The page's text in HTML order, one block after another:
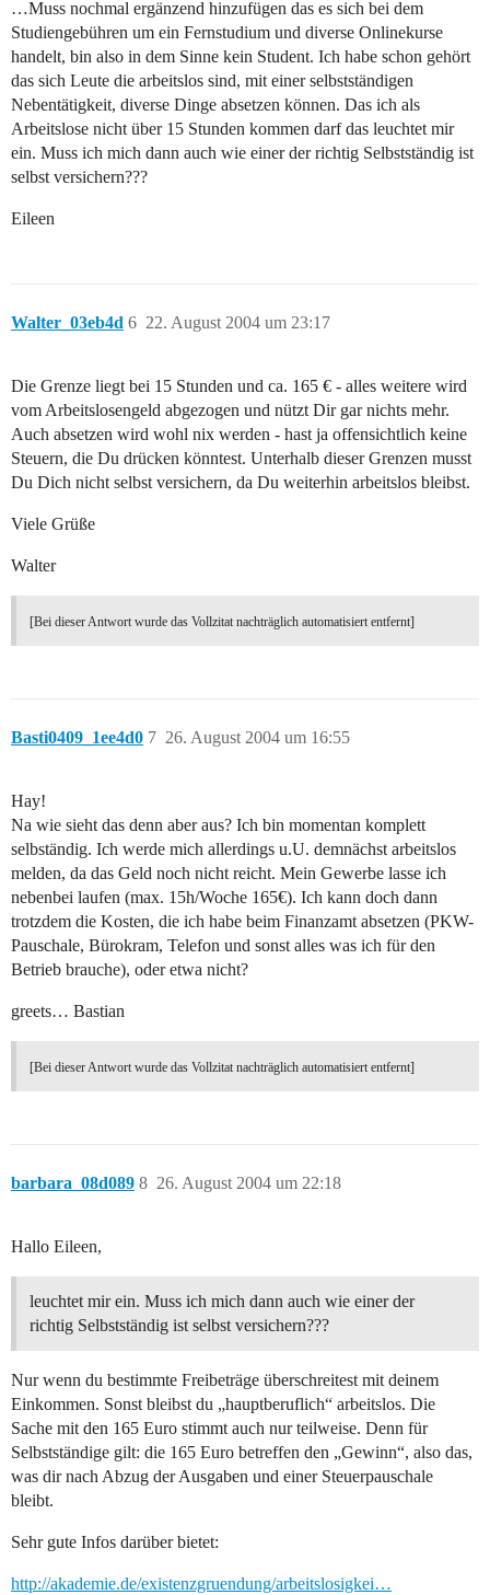
…Muss nochmal ergänzend hinzufügen das es sich bei dem
Studiengebühren um ein Fernstudium und diverse Onlinekurse
handelt, bin also in dem Sinne kein Student. Ich habe schon gehört
das sich Leute die arbeitslos sind, mit einer selbstständigen
Nebentätigkeit, diverse Dinge absetzen können. Das ich als
Arbeitslose nicht über 15 Stunden kommen darf das leuchtet mir
ein. Muss ich mich dann auch wie einer der richtig Selbstständig ist
selbst versichern???
Eileen
Walter_03eb4d 22. August 2004 um 23:17
6
Die Grenze liegt bei 15 Stunden und ca. 165 € - alles weitere wird
vom Arbeitslosengeld abgezogen und nützt Dir gar nichts mehr.
Auch absetzen wird wohl nix werden - hast ja offensichtlich keine
Steuern, die Du drücken könntest. Unterhalb dieser Grenzen musst
Du Dich nicht selbst versichern, da Du weiterhin arbeitslos bleibst.
Viele Grüße
Walter
[Bei dieser Antwort wurde das Vollzitat nachträglich automatisiert entfernt]
Basti0409_1ee4d0 26. August 2004 um 16:55
7
Hay!
Na wie sieht das denn aber aus? Ich bin momentan komplett
selbständig. Ich werde mich allerdings u.U. demnächst arbeitslos
melden, da das Geld noch nicht reicht. Mein Gewerbe lasse ich
nebenbei laufen (max. 15h/Woche 165€). Ich kann doch dann
trotzdem die Kosten, die ich habe beim Finanzamt absetzen (PKW-
Pauschale, Bürokram, Telefon und sonst alles was ich für den
Betrieb brauche), oder etwa nicht?
greets… Bastian
[Bei dieser Antwort wurde das Vollzitat nachträglich automatisiert entfernt]
barbara_08d089 26. August 2004 um 22:18
8
Hallo Eileen,
leuchtet mir ein. Muss ich mich dann auch wie einer der
richtig Selbstständig ist selbst versichern???
Nur wenn du bestimmte Freibeträge überschreitest mit deinem
Einkommen. Sonst bleibst du „hauptberuflich“ arbeitslos. Die
Sache mit den 165 Euro stimmt auch nur teilweise. Denn für
Selbstständige gilt: die 165 Euro betreffen den „Gewinn“, also das,
was dir nach Abzug der Ausgaben und einer Steuerpauschale
bleibt.
Sehr gute Infos darüber bietet:
http://akademie.de/existenzgruendung/arbeitslosigkei…